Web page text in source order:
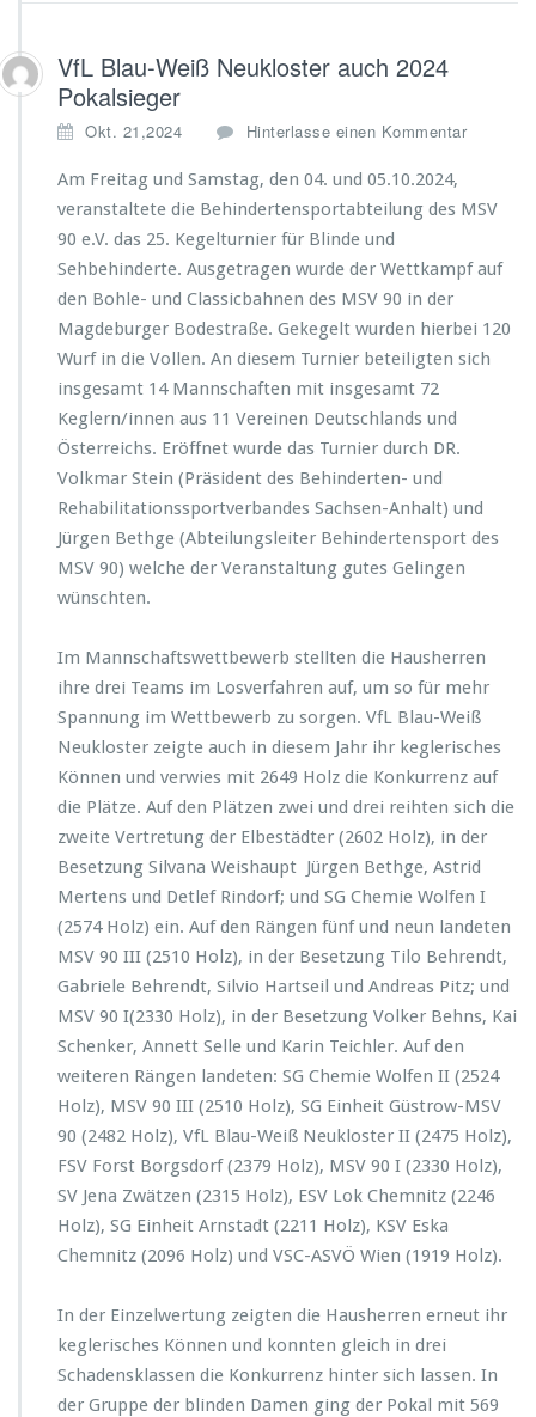
VfL Blau-Weiß Neukloster auch 2024
Pokalsieger
Okt. 21,2024 Hinterlasse einen Kommentar
Am Freitag und Samstag, den 04. und 05.10.2024,
veranstaltete die Behindertensportabteilung des MSV
90 e.V. das 25. Kegelturnier für Blinde und
Sehbehinderte. Ausgetragen wurde der Wettkampf auf
den Bohle- und Classicbahnen des MSV 90 in der
Magdeburger Bodestraße. Gekegelt wurden hierbei 120
Wurf in die Vollen. An diesem Turnier beteiligten sich
insgesamt 14 Mannschaften mit insgesamt 72
Keglern/innen aus 11 Vereinen Deutschlands und
Österreichs. Eröffnet wurde das Turnier durch DR.
Volkmar Stein (Präsident des Behinderten- und
Rehabilitationssportverbandes Sachsen-Anhalt) und
Jürgen Bethge (Abteilungsleiter Behindertensport des
MSV 90) welche der Veranstaltung gutes Gelingen
wünschten.
Im Mannschaftswettbewerb stellten die Hausherren
ihre drei Teams im Losverfahren auf, um so für mehr
Spannung im Wettbewerb zu sorgen. VfL Blau-Weiß
Neukloster zeigte auch in diesem Jahr ihr keglerisches
Können und verwies mit 2649 Holz die Konkurrenz auf
die Plätze. Auf den Plätzen zwei und drei reihten sich die
zweite Vertretung der Elbestädter (2602 Holz), in der
Besetzung Silvana Weishaupt Jürgen Bethge, Astrid
Mertens und Detlef Rindorf; und SG Chemie Wolfen I
(2574 Holz) ein. Auf den Rängen fünf und neun landeten
MSV 90 III (2510 Holz), in der Besetzung Tilo Behrendt,
Gabriele Behrendt, Silvio Hartseil und Andreas Pitz; und
MSV 90 I(2330 Holz), in der Besetzung Volker Behns, Kai
Schenker, Annett Selle und Karin Teichler. Auf den
weiteren Rängen landeten: SG Chemie Wolfen II (2524
Holz), MSV 90 III (2510 Holz), SG Einheit Güstrow-MSV
90 (2482 Holz), VfL Blau-Weiß Neukloster II (2475 Holz),
FSV Forst Borgsdorf (2379 Holz), MSV 90 I (2330 Holz),
SV Jena Zwätzen (2315 Holz), ESV Lok Chemnitz (2246
Holz), SG Einheit Arnstadt (2211 Holz), KSV Eska
Chemnitz (2096 Holz) und VSC-ASVÖ Wien (1919 Holz).
In der Einzelwertung zeigten die Hausherren erneut ihr
keglerisches Können und konnten gleich in drei
Schadensklassen die Konkurrenz hinter sich lassen. In
der Gruppe der blinden Damen ging der Pokal mit 569